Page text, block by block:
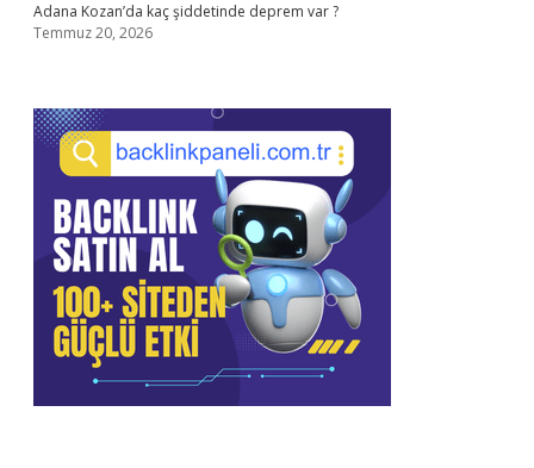
Adana Kozan’da kaç şiddetinde deprem var ?
Temmuz 20, 2026